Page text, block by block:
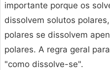
importante porque os
dissolvem solutos
polares se dissolvem
polares. A regra geral
"como dissolve-se".